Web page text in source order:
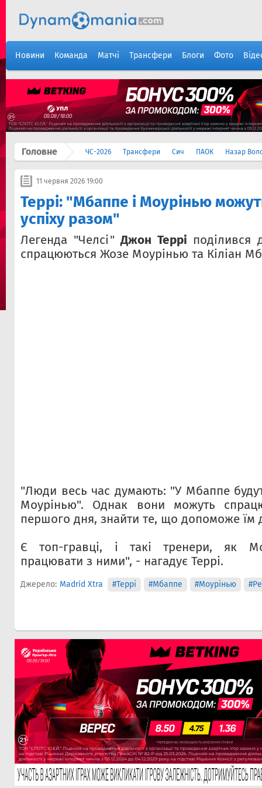
Новини Команда Матчі Трансфери Блоги Фото
Головне ЧС-2026 Трансфери Сич ПАОК Назар
11 червня 2026 19:00
Террі: "Мбаппе і Моурінью
успіху разом"
Легенда "Челсі"Джон Террі
спрацюються Жозе Моурінью та Кіліан
"Люди весь час думають: "У Мбаппе
Моурінью". Однак вони можуть
першого дня, знайти те, що допоможе їм
Є топ-гравці, і такі тренери, як
працювати з ними", - нагадує Террі.
Джерело: Madrid Xtra #Террі #Мбаппе #Моурінью